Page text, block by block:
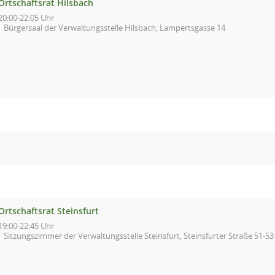
Hilsbach
22:05 Uhr
Bürgersaal der Verwaltungsstelle Hilsbach, Lampertsgasse 14
Steinsfurt
22:45 Uhr
Sitzungszimmer der Verwaltungsstelle Steinsfurt, Steinsfurter Straße 51-53